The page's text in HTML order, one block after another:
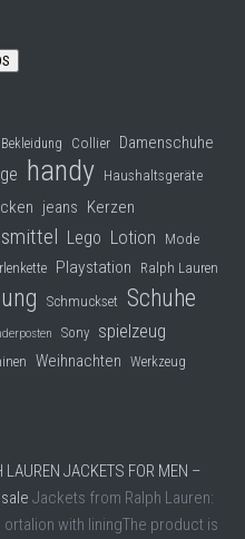
Bekleidung Collier Damenschuhe
handy Haushaltsgeräte
jeans Kerzen
Lego Lotion Mode
Playstation Ralph Lauren
Schmuckset Schuhe
Sony spielzeug
Weihnachten Werkzeug
LAUREN JACKETS FOR MEN –
Jackets from Ralph Lauren:
ortalion with liningThe product is